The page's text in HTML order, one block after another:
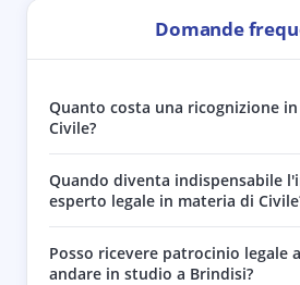
Domande
Quanto costa una ricognizione
Civile?
Quando diventa indispensabile
esperto legale in materia di
Posso ricevere patrocinio legale
andare in studio a Brindisi?